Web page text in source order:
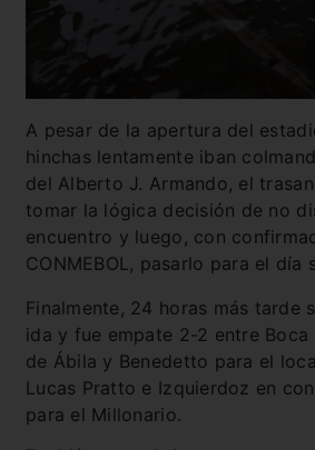
A pesar de la apertura del
hinchas lentamente iban
del Alberto J. Armando, el
tomar la lógica decisión de no
encuentro y luego, con
CONMEBOL, pasarlo para el día
Finalmente, 24 horas más tarde
ida y fue empate 2-2 entre Boca
de Ábila y Benedetto para el
Lucas Pratto e Izquierdoz en
para el Millonario.